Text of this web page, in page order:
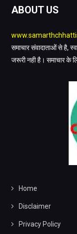
ABOUT US
समाचार संवादाताओं से है,
जरूरी नही है। समाचार के
Home
Disclaimer
Privacy Policy